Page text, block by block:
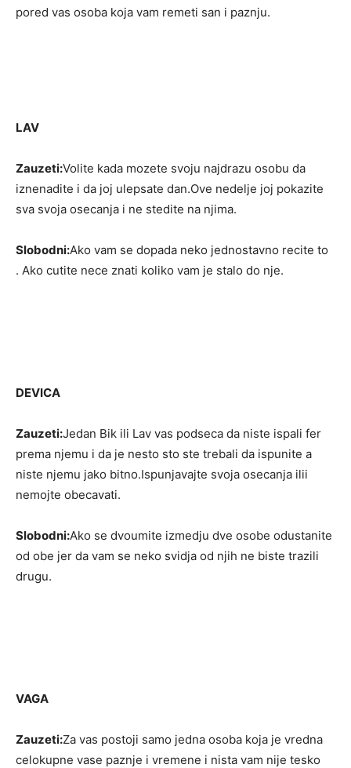
pored vas osoba koja vam remeti san i paznju.
LAV
Zauzeti:Volite kada mozete svoju najdrazu osobu da
iznenadite i da joj ulepsate dan.Ove nedelje joj pokazite
sva svoja osecanja i ne stedite na njima.
Slobodni:Ako vam se dopada neko jednostavno recite to
. Ako cutite nece znati koliko vam je stalo do nje.
DEVICA
Zauzeti:Jedan Bik ili Lav vas podseca da niste ispali fer
prema njemu i da je nesto sto ste trebali da ispunite a
niste njemu jako bitno.Ispunjavajte svoja osecanja ilii
nemojte obecavati.
Slobodni:Ako se dvoumite izmedju dve osobe odustanite
od obe jer da vam se neko svidja od njih ne biste trazili
drugu.
VAGA
Zauzeti:Za vas postoji samo jedna osoba koja je vredna
celokupne vase paznje i vremene i nista vam nije tesko